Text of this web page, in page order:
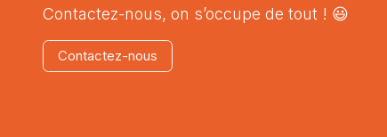
Contactez-nous, on s’occupe de tout ! 😃
Contactez​-n​ous